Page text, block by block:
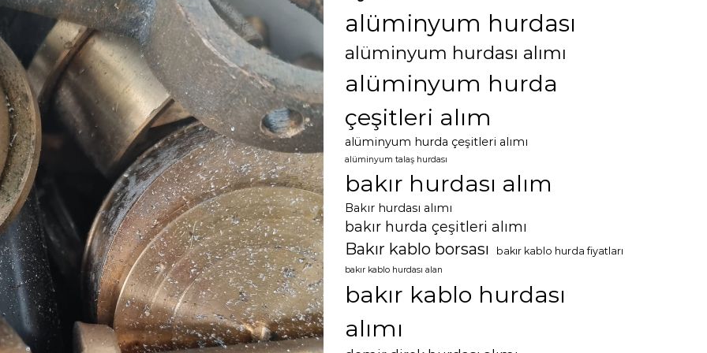
alüminyum hurdası
alüminyum hurdası alımı
alüminyum hurda
çeşitleri alım
alüminyum hurda çeşitleri alımı
alüminyum talaş hurdası
bakır hurdası alım
Bakır hurdası alımı
bakır hurda çeşitleri alımı
Bakır kablo borsası bakır kablo hurda fiyatları
bakır kablo hurdası alan
bakır kablo hurdası
alımı